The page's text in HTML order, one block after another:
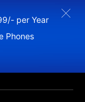
per Year
Phones